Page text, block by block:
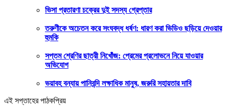
ভিসা প্রতারণা চক্রের দুই সদস্য গ্রেপ্তার
তরুণীকে অচেতন করে সংঘবদ্ধ ধর্ষণ: ধারণ করা ভিডিও ছড়িয়ে দেওয়ার
হুমকি
সপ্তম শ্রেণির ছাত্রী নিখোঁজ: প্রেমের প্রলোভনে নিয়ে যাওয়ার
অভিযোগ
ভয়াবহ বন্যায় পানিবন্দি লক্ষাধিক মানুষ, জরুরি সহায়তার দাবি
এই সপ্তাহের পাঠকপ্রিয়